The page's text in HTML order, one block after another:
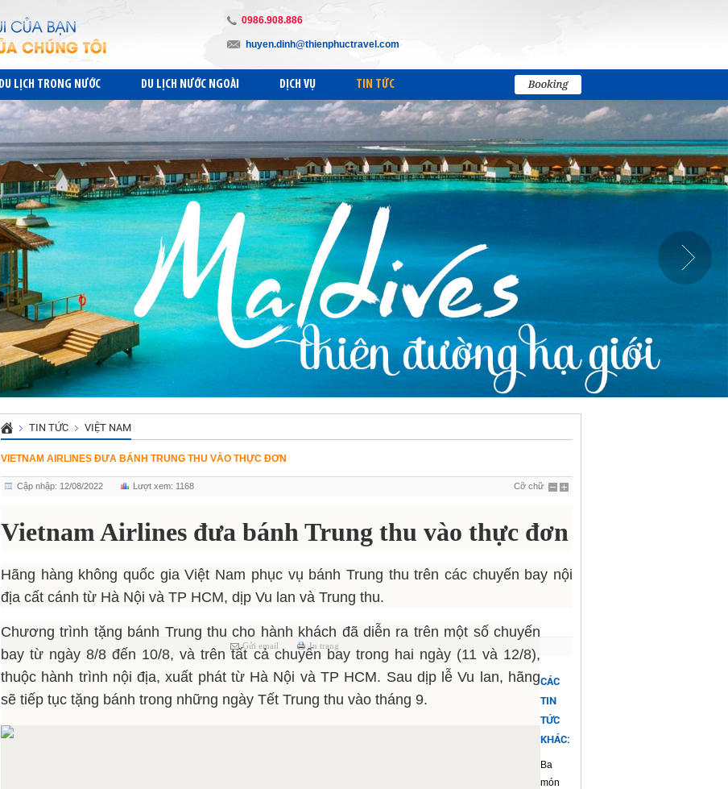
0986.908.886
huyen.dinh@thienphuctravel.com
DU LỊCH TRONG NƯỚC DU LỊCH NƯỚC NGOÀI DỊCH VỤ TIN TỨC
TIN TỨC VIỆT NAM
VIETNAM AIRLINES ĐƯA BÁNH TRUNG THU VÀO THỰC ĐƠN
Cập nhập: 12/08/2022 Lượt xem: 1168 Cỡ chữ
Vietnam Airlines đưa bánh Trung thu vào thực đơn
Hãng hàng không quốc gia Việt Nam phục vụ bánh Trung thu trên các chuyến bay nội
địa cất cánh từ Hà Nội và TP HCM, dịp Vu lan và Trung thu.
Chương trình tặng bánh Trung thu cho hành khách đã diễn ra trên một số chuyến
bay từ ngày 8/8 đến 10/8, và trên tất cả chuyến bay trong hai ngày (11 và 12/8),
thuộc hành trình nội địa, xuất phát từ Hà Nội và TP HCM. Sau dịp lễ Vu lan, hãng
sẽ tiếp tục tặng bánh trong những ngày Tết Trung thu vào tháng 9.
Gửi email In trang
CÁC
TIN
TỨC
KHÁC:
Ba
món